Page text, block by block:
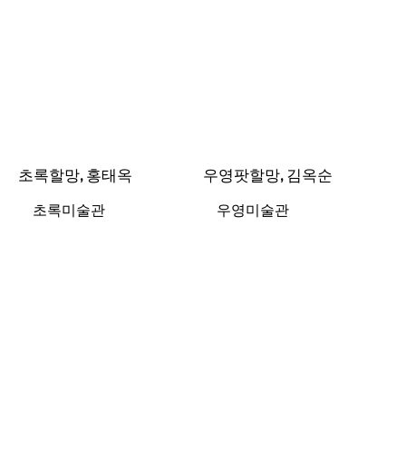
초록할망, 홍태옥
초록미술관
우영팟할망, 김옥순
우영미술관